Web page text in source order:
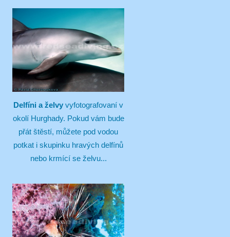
Delfíni a želvy vyfotografovaní v
okolí Hurghady. Pokud vám bude
přát štěstí, můžete pod vodou
potkat i skupinku hravých delfínů
nebo krmící se želvu...